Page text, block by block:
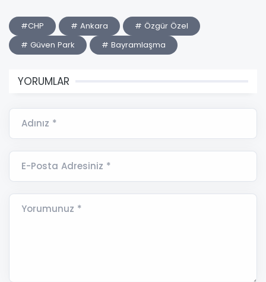
#CHP # Ankara
# Özgür Özel
# Güven Park
# Bayramlaşma
YORUMLAR
Adınız *
E-Posta Adresiniz *
Yorumunuz *